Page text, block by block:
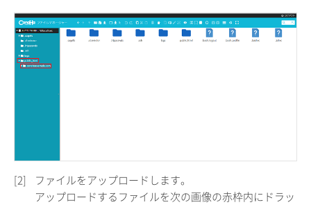
[2]
ファイルをアップロードします。
アップロードするファイルを次の画像の赤枠内にドラッ